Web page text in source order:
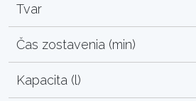
Tvar
Čas zostavenia (min)
Kapacita (l)